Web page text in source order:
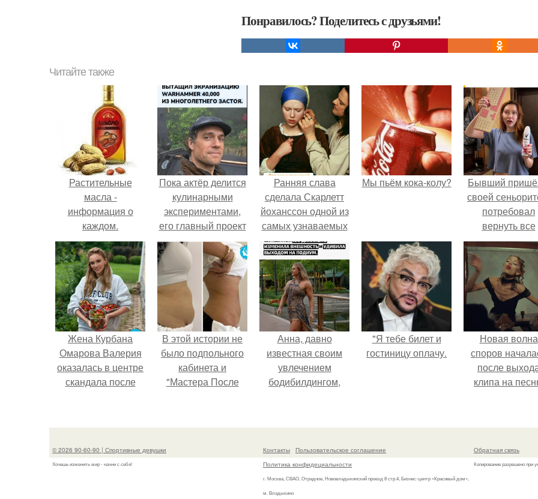
Понравилось? Поделитесь с друзьями!
Читайте также
Растительные
масла -
информация о
каждом.
Пока актёр делится
кулинарными
экспериментами,
его главный проект
сделал серьёзный
шаг вперёд.
Ранняя слава
сделала Скарлетт
йоханссон одной из
самых узнаваемых
актрис голливуда,
но за глянцевым
фасадом
скрывалась
огромная
неуверенность.
Мы пьём кока-колу?
Бывший
своей
потребовал
вернуть все
подарки.
Жена Курбана
Омарова Валерия
оказалась в центре
скандала после
её
клинику.
В этой истории не
было подпольного
кабинета и
"Мастера После
Анна, давно
известная своим
увлечением
бодибилдингом,
в роли модели.
"Я тебе билет и
гостиницу оплачу.
Новая волна
споров
после
клипа на
© 2026 90-60-90 | Спортивные девушки
Хочешь изменить мир - начни с себя!
Контакты
Пользовательское соглашение
Политика конфидециальности
г. Москва, СВАО, Отрадное, Нововладыкинский проезд 8 стр.4, Бизнес-центр «Красивый дом»,
м. Владыкино
Обратная связь
Копирование разрешено при